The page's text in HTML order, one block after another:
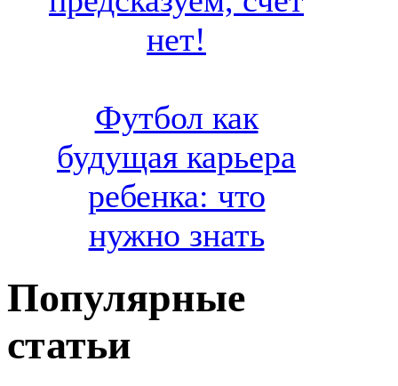
нет!
Футбол как
будущая карьера
ребенка: что
нужно знать
Популярные
статьи